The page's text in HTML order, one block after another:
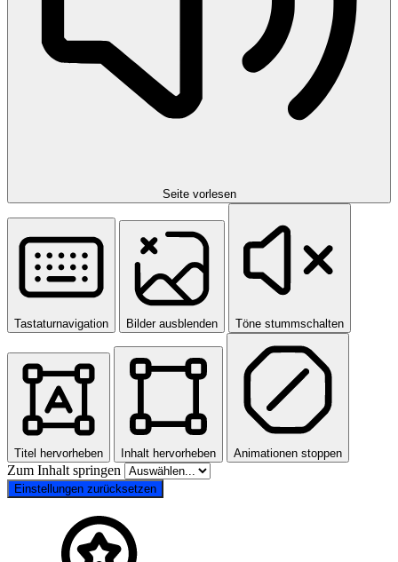
Seite vorlesen
Tastaturnavigation Bilder ausblenden Töne stummschalten
Titel hervorheben Inhalt hervorheben Animationen stoppen
Zum Inhalt springen
Einstellungen zurücksetzen